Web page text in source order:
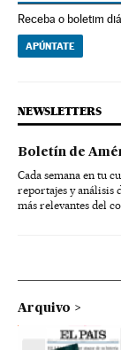
Receba o boletim
APÚNTATE
NEWSLETTERS
Boletín de
Cada semana en tu
reportajes y análisis
más relevantes del
Arquivo